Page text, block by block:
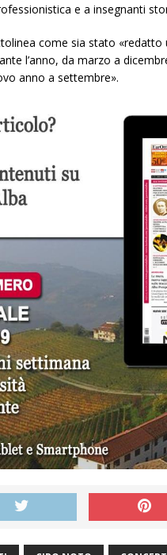
e a insegnanti
come sia stato
l’anno, da marzo a
anno a settembre».